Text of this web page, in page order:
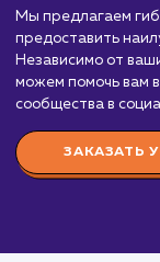
сетях
от 20
это